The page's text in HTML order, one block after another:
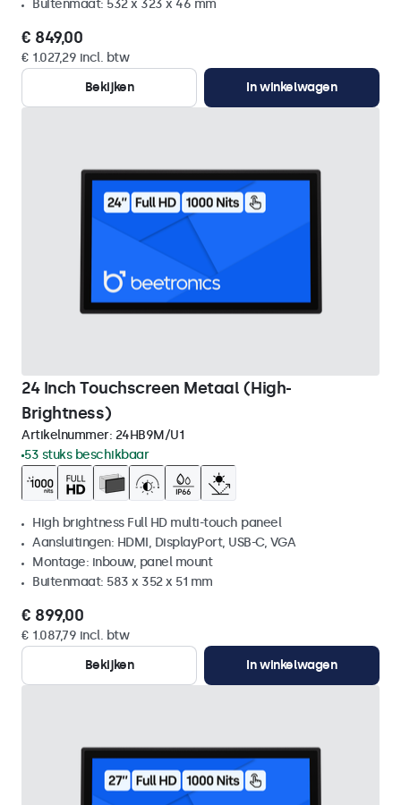
Buitenmaat: 532 x 323 x 46 mm
€ 849,00
€ 1.027,29 incl. btw
Bekijken
In winkelwagen
24 Inch Touchscreen Metaal (High-
Brightness)
Artikelnummer: 24HB9M/U1
53 stuks beschikbaar
High brightness Full HD multi-touch paneel
Aansluitingen: HDMI, DisplayPort, USB-C, VGA
Montage: inbouw, panel mount
Buitenmaat: 583 x 352 x 51 mm
€ 899,00
€ 1.087,79 incl. btw
Bekijken
In winkelwagen